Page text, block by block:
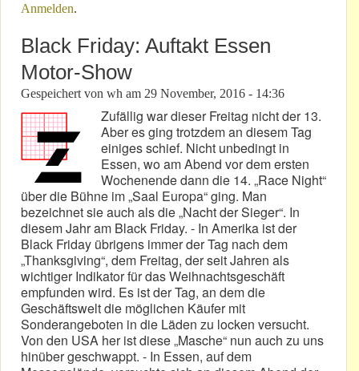
Anmelden.
Black Friday: Auftakt Essen
Motor-Show
Gespeichert von wh am 29 November, 2016 - 14:36
Zufällig war dieser Freitag nicht der 13.
Aber es ging trotzdem an diesem Tag
einiges schief. Nicht unbedingt in
Essen, wo am Abend vor dem ersten
Wochenende dann die 14. „Race Night“
über die Bühne im „Saal Europa“ ging. Man
bezeichnet sie auch als die „Nacht der Sieger“. In
diesem Jahr am Black Friday. - In Amerika ist der
Black Friday übrigens immer der Tag nach dem
„Thanksgiving“, dem Freitag, der seit Jahren als
wichtiger Indikator für das Weihnachtsgeschäft
empfunden wird. Es ist der Tag, an dem die
Geschäftswelt die möglichen Käufer mit
Sonderangeboten in die Läden zu locken versucht.
Von den USA her ist diese „Masche“ nun auch zu uns
hinüber geschwappt. - In Essen, auf dem